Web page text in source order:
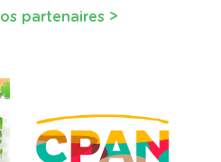
partenaires >